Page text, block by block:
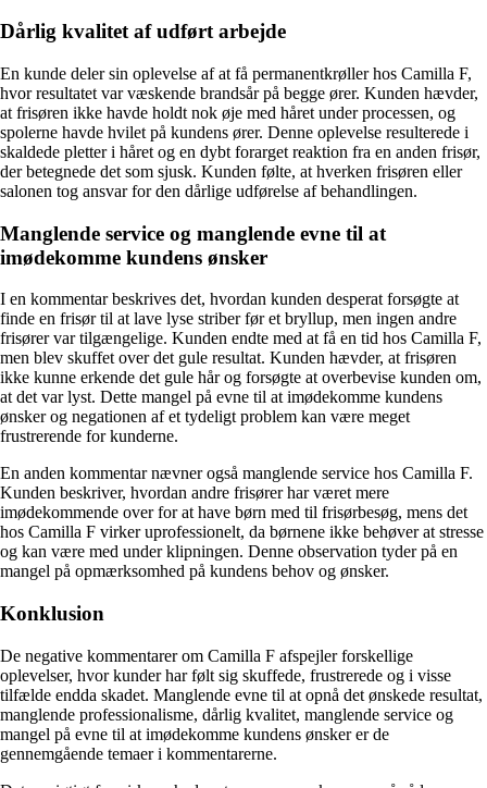
Dårlig kvalitet af udført arbejde
En kunde deler sin oplevelse af at få permanentkrøller hos Camilla F,
hvor resultatet var væskende brandsår på begge ører. Kunden hævder,
at frisøren ikke havde holdt nok øje med håret under processen, og
spolerne havde hvilet på kundens ører. Denne oplevelse resulterede i
skaldede pletter i håret og en dybt forarget reaktion fra en anden frisør,
der betegnede det som sjusk. Kunden følte, at hverken frisøren eller
salonen tog ansvar for den dårlige udførelse af behandlingen.
Manglende service og manglende evne til at
imødekomme kundens ønsker
I en kommentar beskrives det, hvordan kunden desperat forsøgte at
finde en frisør til at lave lyse striber før et bryllup, men ingen andre
frisører var tilgængelige. Kunden endte med at få en tid hos Camilla F,
men blev skuffet over det gule resultat. Kunden hævder, at frisøren
ikke kunne erkende det gule hår og forsøgte at overbevise kunden om,
at det var lyst. Dette mangel på evne til at imødekomme kundens
ønsker og negationen af ​​et tydeligt problem kan være meget
frustrerende for kunderne.
En anden kommentar nævner også manglende service hos Camilla F.
Kunden beskriver, hvordan andre frisører har været mere
imødekommende over for at have børn med til frisørbesøg, mens det
hos Camilla F virker uprofessionelt, da børnene ikke behøver at stresse
og kan være med under klipningen. Denne observation tyder på en
mangel på opmærksomhed på kundens behov og ønsker.
Konklusion
De negative kommentarer om Camilla F afspejler forskellige
oplevelser, hvor kunder har følt sig skuffede, frustrerede og i visse
tilfælde endda skadet. Manglende evne til at opnå det ønskede resultat,
manglende professionalisme, dårlig kvalitet, manglende service og
mangel på evne til at imødekomme kundens ønsker er de
gennemgående temaer i kommentarerne.